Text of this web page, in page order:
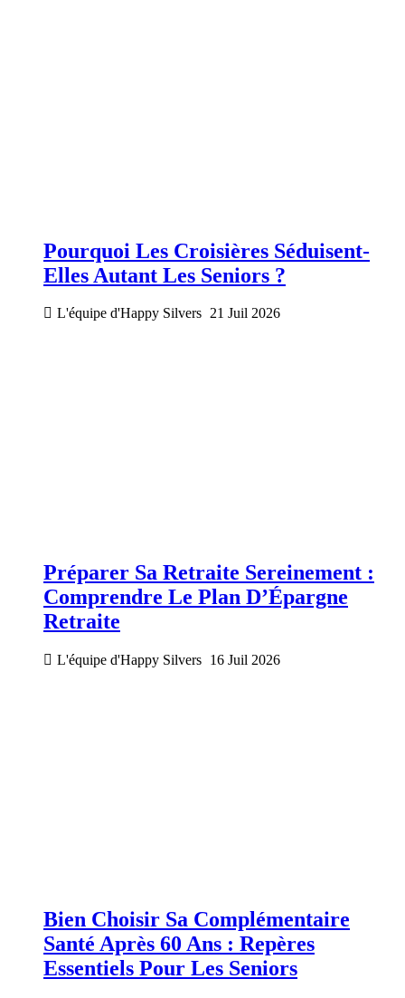
Pourquoi Les Croisières Séduisent-
Elles Autant Les Seniors ?
L'équipe d'Happy Silvers 21 Juil 2026
Préparer Sa Retraite Sereinement :
Comprendre Le Plan D’Épargne
Retraite
L'équipe d'Happy Silvers 16 Juil 2026
Bien Choisir Sa Complémentaire
Santé Après 60 Ans : Repères
Essentiels Pour Les Seniors